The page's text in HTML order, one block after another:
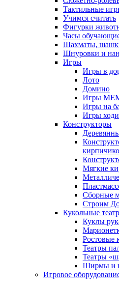
Тактильные
Учимся считать
Фигурки
Часы
Шахматы,
Шнуровки и
Игры
Игры в
Лото
Домино
Игры
Игры на
Игры
Конструкторы
Мягкие
Сборные
Строим
Кукольные
Куклы
Ростовые
Театры
Театры
Ширмы и
Игровое